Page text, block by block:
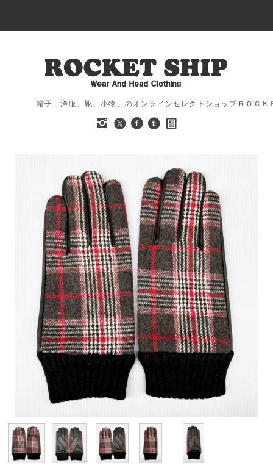
帽子、洋服、靴、小物、のオンラインセレクトショップＲＯＣ